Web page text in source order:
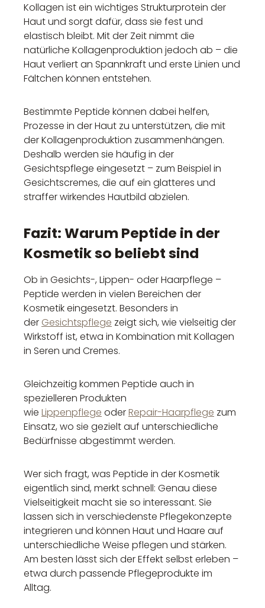
Kollagen ist ein wichtiges Strukturprotein der
Haut und sorgt dafür, dass sie fest und
elastisch bleibt. Mit der Zeit nimmt die
natürliche Kollagenproduktion jedoch ab – die
Haut verliert an Spannkraft und erste Linien und
Fältchen können entstehen.
Bestimmte Peptide können dabei helfen,
Prozesse in der Haut zu unterstützen, die mit
der Kollagenproduktion zusammenhängen.
Deshalb werden sie häufig in der
Gesichtspflege eingesetzt – zum Beispiel in
Gesichtscremes, die auf ein glatteres und
straffer wirkendes Hautbild abzielen.
Fazit: Warum Peptide in der
Kosmetik so beliebt sind
Ob in Gesichts-, Lippen- oder Haarpflege –
Peptide werden in vielen Bereichen der
Kosmetik eingesetzt. Besonders in
der Gesichtspflege zeigt sich, wie vielseitig der
Wirkstoff ist, etwa in Kombination mit Kollagen
in Seren und Cremes.
Gleichzeitig kommen Peptide auch in
spezielleren Produkten
wie Lippenpflege oderRepair-Haarpflege zum
Einsatz, wo sie gezielt auf unterschiedliche
Bedürfnisse abgestimmt werden.
Wer sich fragt, was Peptide in der Kosmetik
eigentlich sind, merkt schnell: Genau diese
Vielseitigkeit macht sie so interessant. Sie
lassen sich in verschiedenste Pflegekonzepte
integrieren und können Haut und Haare auf
unterschiedliche Weise pflegen und stärken.
Am besten lässt sich der Effekt selbst erleben –
etwa durch passende Pflegeprodukte im
Alltag.